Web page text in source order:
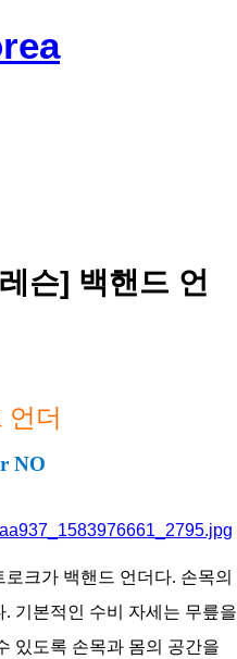
슨] 백핸드 언
언더
NO
크가 백핸드 언더다. 손목의
기본적인 수비 자세는 무릎을
있도록 손목과 몸의 공간을